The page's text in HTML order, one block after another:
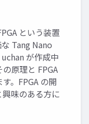
という装置
Tang Nano
が作成中
原理と FPGA
。FPGA の開
味のある方に